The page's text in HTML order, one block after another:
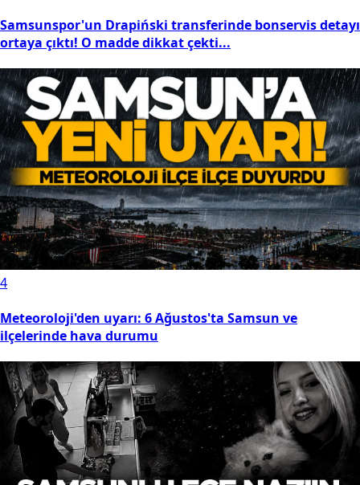
Samsunspor'un Drapiński transferinde bonservis detayı
ortaya çıktı! O madde dikkat çekti...
4
Meteoroloji'den uyarı: 6 Ağustos'ta Samsun ve
ilçelerinde hava durumu